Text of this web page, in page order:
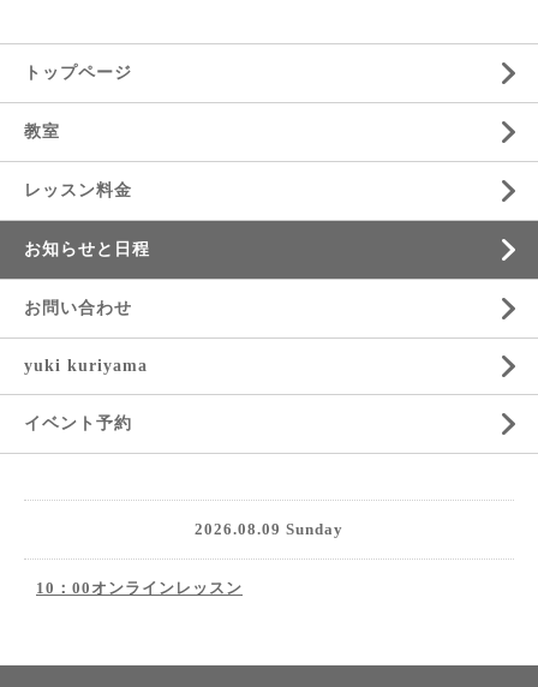
トップページ
教室
レッスン料金
お知らせと日程
お問い合わせ
yuki kuriyama
イベント予約
2026.08.09 Sunday
10：00オンラインレッスン